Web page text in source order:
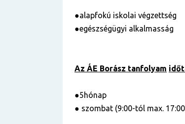
●alapfokú iskolai végzettség
●egészségügyi alkalmasság
Az ÁE Borász tanfolyam
●5hónap
● szombat (9:00-tól max.